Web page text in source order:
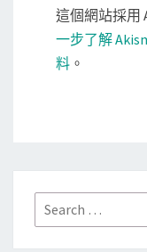
這個網站採用
一步了解
料 。
Search
for: